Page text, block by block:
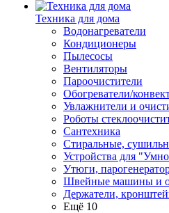
Техника для дома
Водонагреватели
Кондиционеры
Пылесосы
Вентиляторы
Пароочистители
Обогреватели/
Увлажнители и
Роботы
Сантехника
Стиральные,
Устройства для
Утюги,
Швейные машины и
Держатели,
Ещё 10